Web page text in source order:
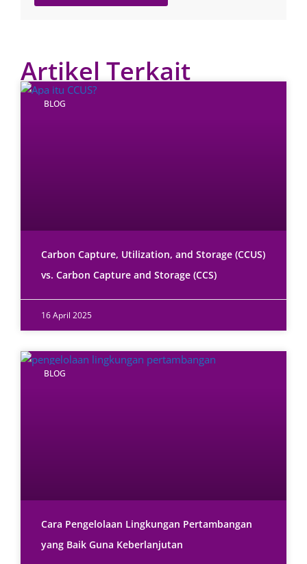
Artikel Terkait
BLOG
Carbon Capture, Utilization, and Storage (CCUS)
vs. Carbon Capture and Storage (CCS)
16 April 2025
BLOG
Cara Pengelolaan Lingkungan Pertambangan
yang Baik Guna Keberlanjutan